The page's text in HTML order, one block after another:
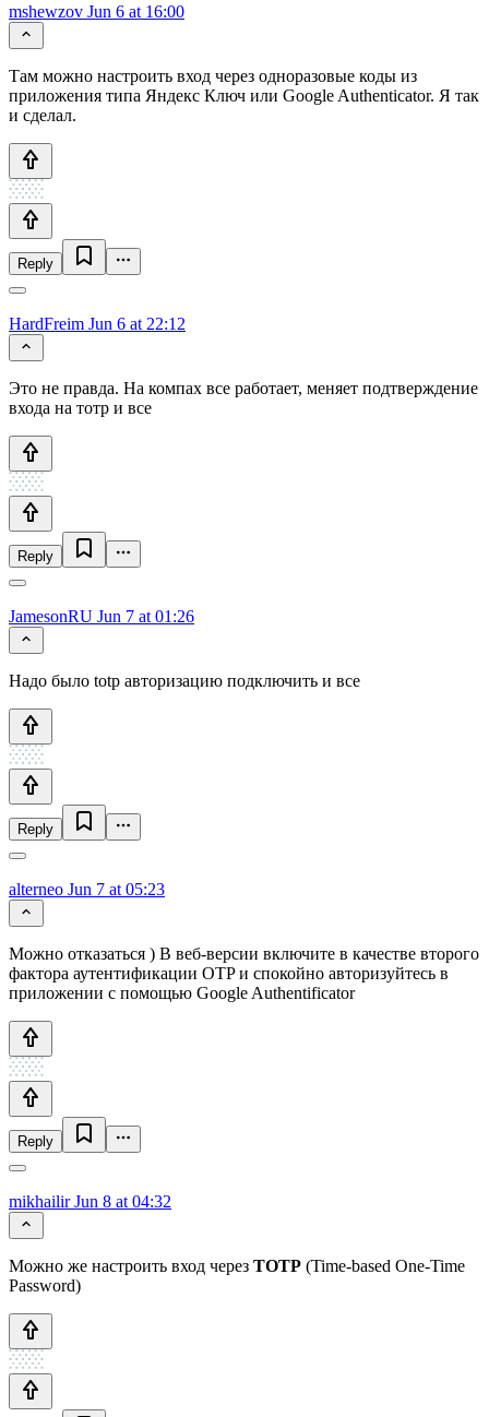
mshewzov Jun 6 at 16:00
Там можно настроить вход через одноразовые коды из
приложения типа Яндекс Ключ или Google Authenticator. Я так
и сделал.
Reply
HardFreim Jun 6 at 22:12
Это не правда. На компах все работает, меняет подтверждение
входа на тотр и все
Reply
JamesonRU Jun 7 at 01:26
Надо было totp авторизацию подключить и все
Reply
alterneo Jun 7 at 05:23
Можно отказаться ) В веб-версии включите в качестве второго
фактора аутентификации OTP и спокойно авторизуйтесь в
приложении с помощью Google Authentificator
Reply
mikhailirJun 8 at 04:32
Можно же настроить вход через TOTP (Time-based One-Time
Password)